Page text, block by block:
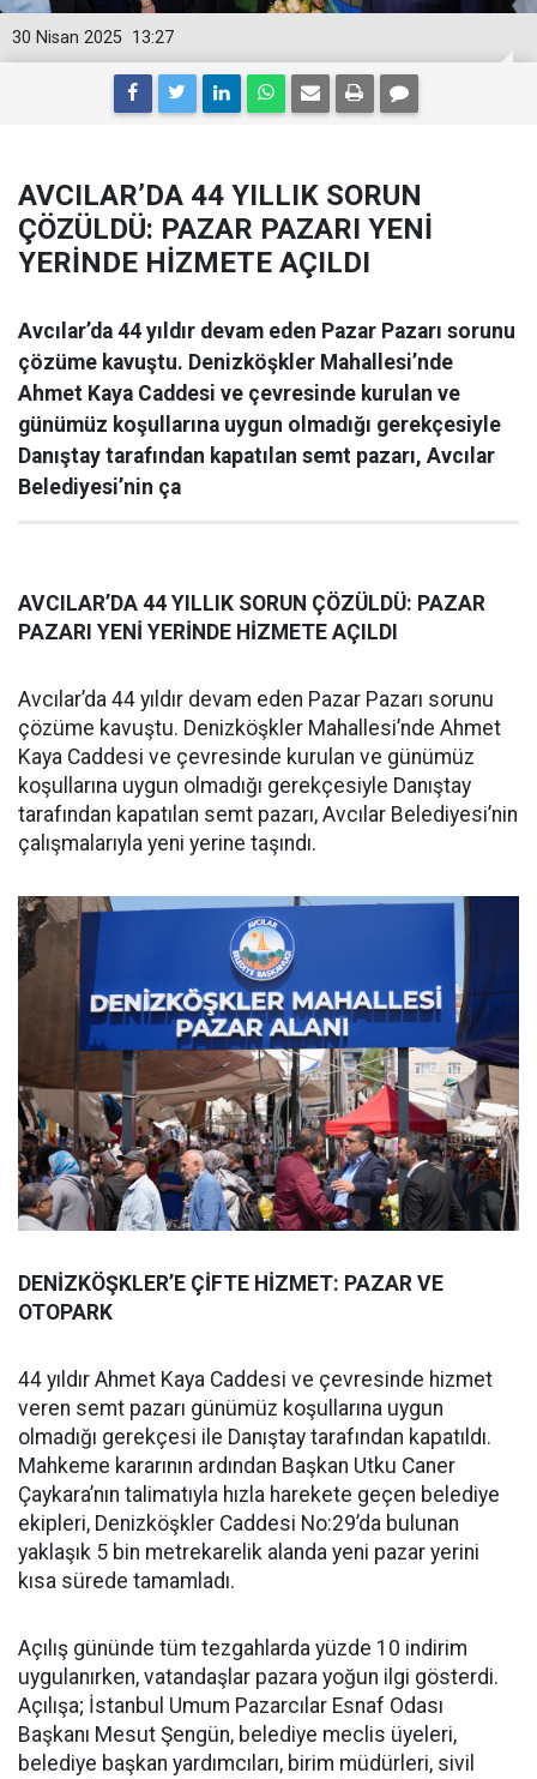
13:27
30 Nisan 2025
AVCILAR’DA 44 YILLIK SORUN
ÇÖZÜLDÜ: PAZAR PAZARI YENİ
YERİNDE HİZMETE AÇILDI
Avcılar’da 44 yıldır devam eden Pazar Pazarı sorunu
çözüme kavuştu. Denizköşkler Mahallesi’nde
Ahmet Kaya Caddesi ve çevresinde kurulan ve
günümüz koşullarına uygun olmadığı gerekçesiyle
Danıştay tarafından kapatılan semt pazarı, Avcılar
Belediyesi’nin ça
AVCILAR’DA 44 YILLIK SORUN ÇÖZÜLDÜ: PAZAR
PAZARI YENİ YERİNDE HİZMETE AÇILDI
Avcılar’da 44 yıldır devam eden Pazar Pazarı sorunu
çözüme kavuştu. Denizköşkler Mahallesi’nde Ahmet
Kaya Caddesi ve çevresinde kurulan ve günümüz
koşullarına uygun olmadığı gerekçesiyle Danıştay
tarafından kapatılan semt pazarı, Avcılar Belediyesi’nin
çalışmalarıyla yeni yerine taşındı.
DENİZKÖŞKLER’E ÇİFTE HİZMET: PAZAR VE
OTOPARK
44 yıldır Ahmet Kaya Caddesi ve çevresinde hizmet
veren semt pazarı günümüz koşullarına uygun
olmadığı gerekçesi ile Danıştay tarafından kapatıldı.
Mahkeme kararının ardından Başkan Utku Caner
Çaykara’nın talimatıyla hızla harekete geçen belediye
ekipleri, Denizköşkler Caddesi No:29’da bulunan
yaklaşık 5 bin metrekarelik alanda yeni pazar yerini
kısa sürede tamamladı.
Açılış gününde tüm tezgahlarda yüzde 10 indirim
uygulanırken, vatandaşlar pazara yoğun ilgi gösterdi.
Açılışa; İstanbul Umum Pazarcılar Esnaf Odası
Başkanı Mesut Şengün, belediye meclis üyeleri,
belediye başkan yardımcıları, birim müdürleri, sivil